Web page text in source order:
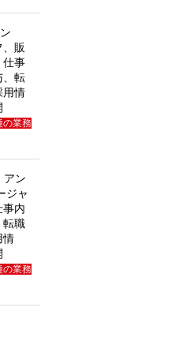
販
仕事
、転
用情
の業務
アン
ジャ
事内
転職
情
の業務